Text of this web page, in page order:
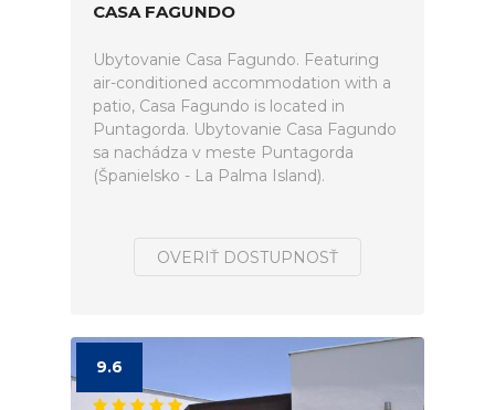
CASA FAGUNDO
Ubytovanie Casa Fagundo. Featuring
air-conditioned accommodation with a
patio, Casa Fagundo is located in
Puntagorda. Ubytovanie Casa Fagundo
sa nachádza v meste Puntagorda
(Španielsko - La Palma Island).
OVERIŤ DOSTUPNOSŤ
9.6